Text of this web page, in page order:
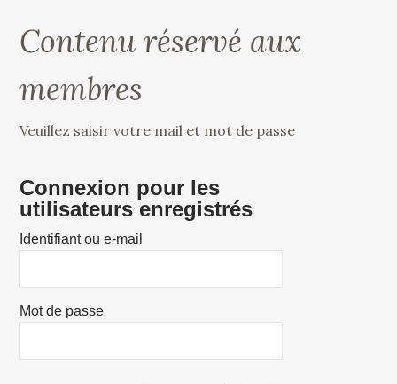
Contenu réservé aux
membres
Veuillez saisir votre mail et mot de passe
Connexion pour les
utilisateurs enregistrés
Identifiant ou e-mail
Mot de passe